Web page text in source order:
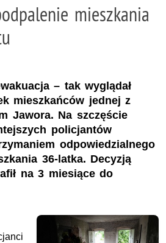
mieszkania
– tak wyglądał
mieszkańców jednej z
Jawora. Na szczęście
policjantów
odpowiedzialnego
36-latka. Decyzją
na 3 miesiące do